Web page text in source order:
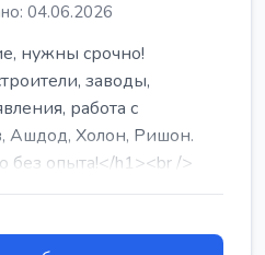
04.06.2026
нужны срочно!
заводы,
работа с
Ашдод, Холон, Ришон.
без опыта!</h1><br />